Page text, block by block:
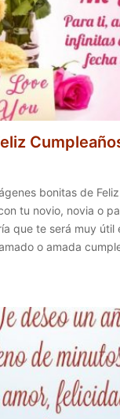
bonitas de
tu novio, novia o
que te será muy útil
o amada